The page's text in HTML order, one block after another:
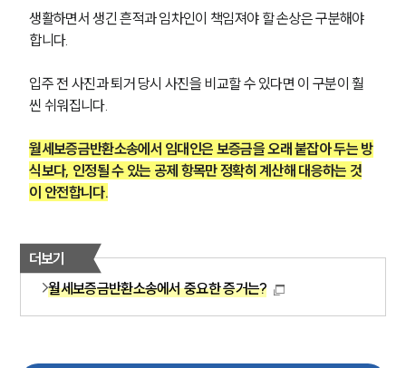
생활하면서 생긴 흔적과 임차인이 책임져야 할 손상은 구분해야
합니다.
입주 전 사진과 퇴거 당시 사진을 비교할 수 있다면 이 구분이 훨
씬 쉬워집니다.
월세보증금반환소송에서 임대인은 보증금을 오래 붙잡아 두는 방
식보다, 인정될 수 있는 공제 항목만 정확히 계산해 대응하는 것
이 안전합니다.
더보기
월세보증금반환소송에서 중요한 증거는?